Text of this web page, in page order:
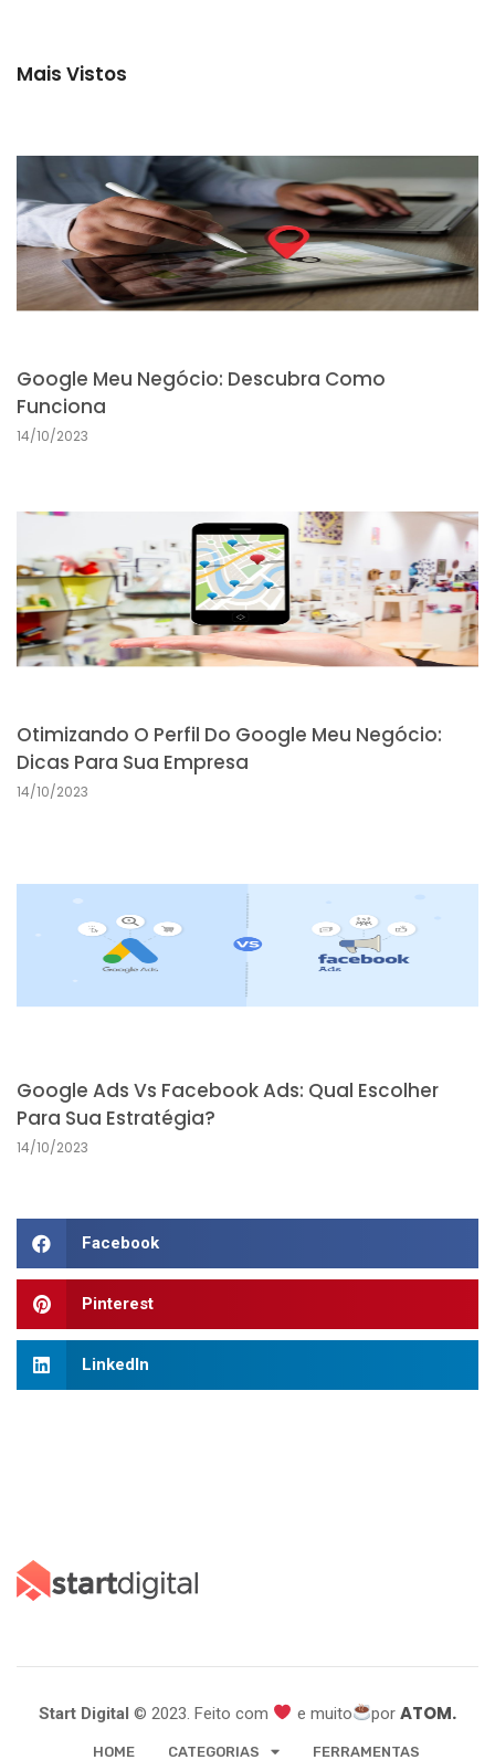
Mais Vistos
Google Meu Negócio: Descubra Como
Funciona
14/10/2023
Otimizando O Perfil Do Google Meu Negócio:
Dicas Para Sua Empresa
14/10/2023
Google Ads Vs Facebook Ads: Qual Escolher
Para Sua Estratégia?
14/10/2023
Facebook
Pinterest
LinkedIn
Start Digital © 2023. Feito com e muito por ATOM.
HOME CATEGORIAS FERRAMENTAS